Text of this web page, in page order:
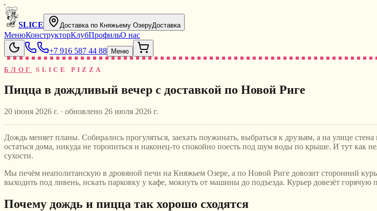
SLICE Доставка по Княжьему ОзеруДоставка
МенюКонструкторКлубПрофильО нас
+7 916 587 44 88
Меню
БЛОГ SLICE PIZZA
Пицца в дождливый вечер с доставкой по Новой Риге
20 июня 2026 г. · обновлено 26 июля 2026 г.
Дождь меняет планы. Собирались прогуляться, заехать поужинать, выбраться к друзьям, а на улице
остаться дома, никуда не торопиться и наконец-то спокойно поесть под шум воды по крыше. И тут как
сухости.
Мы печём неаполитанскую в дровяной печи на Княжьем Озере, а по Новой Риге довозит сторонний
выходить под ливень, искать парковку у кафе, мокнуть от машины до подъезда. Курьер довезёт горячую
Почему дождь и пицца так хорошо сходятся